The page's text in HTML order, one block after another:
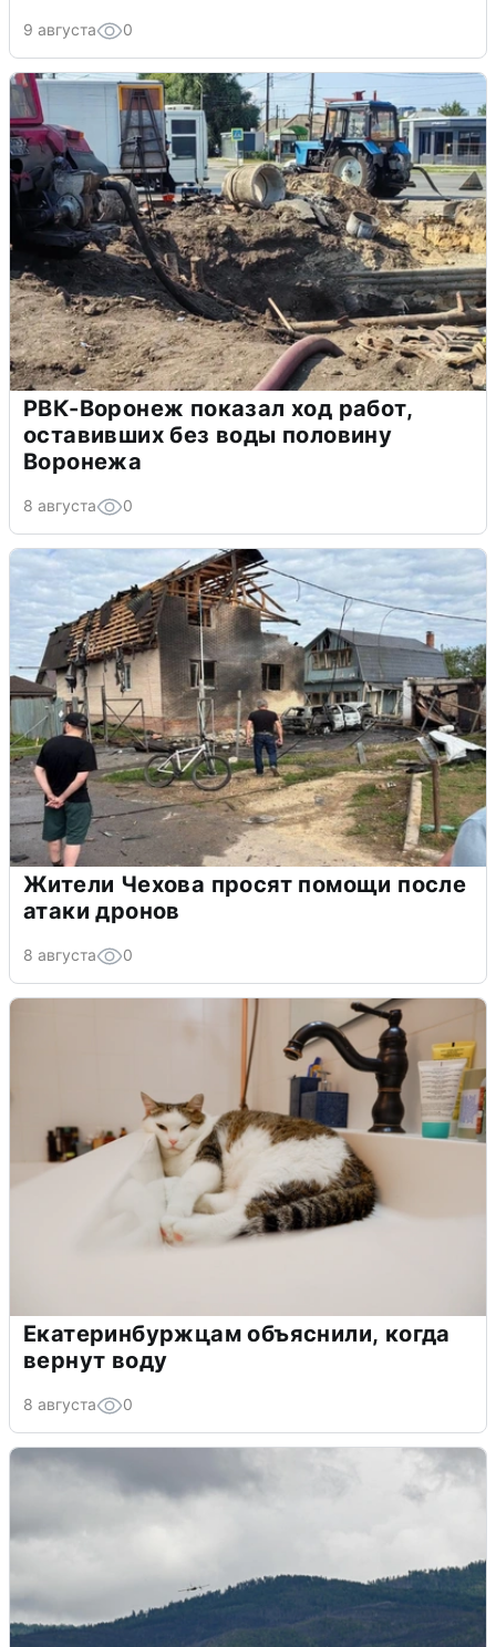
9 августа 0
РВК-Воронеж показал ход работ,
оставивших без воды половину
Воронежа
8 августа 0
Жители Чехова просят помощи после
атаки дронов
8 августа 0
Екатеринбуржцам объяснили, когда
вернут воду
8 августа 0